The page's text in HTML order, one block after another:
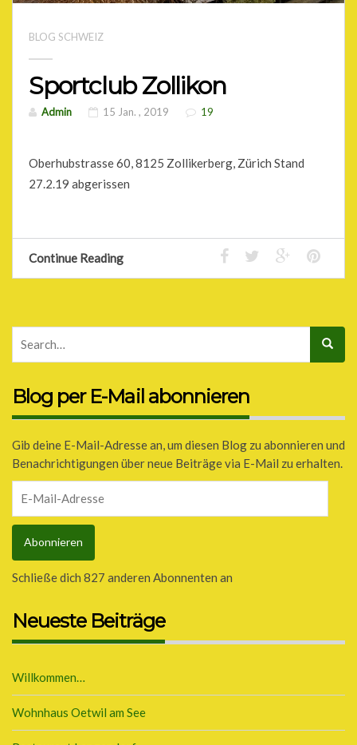
BLOG SCHWEIZ
Sportclub Zollikon
Admin 15 Jan. , 2019 19
Oberhubstrasse 60, 8125 Zollikerberg, Zürich Stand
27.2.19 abgerissen
Continue Reading
Blog per E-Mail abonnieren
Gib deine E-Mail-Adresse an, um diesen Blog zu abonnieren und
Benachrichtigungen über neue Beiträge via E-Mail zu erhalten.
Mail-
Adresse
Abonnieren
Schließe dich 827 anderen Abonnenten an
Neueste Beiträge
Willkommen…
Wohnhaus Oetwil am See